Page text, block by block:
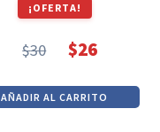
¡OFERTA!
$30
precio
original
$26
precio
actual
AÑADIR AL CARRITO